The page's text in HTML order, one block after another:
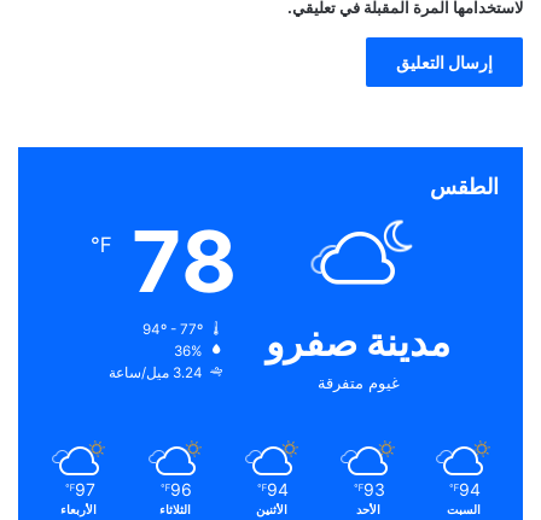
لاستخدامها المرة المقبلة في تعليقي.
الطقس
مدينة صفرو
غيوم متفرقة
78
℉
36%
3.24 ميل/ساعة
94
℉
السبت
93
℉
الأحد
94
℉
الأثنين
96
℉
الثلاثاء
97
℉
الأربعاء